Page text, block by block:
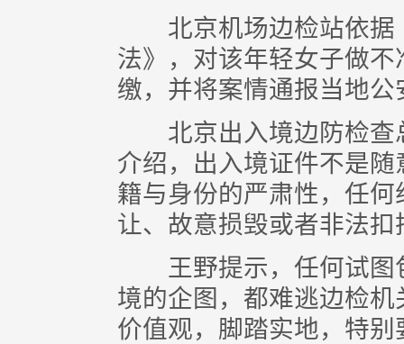
北京机场边检站依据
法》，对该年轻女子做
缴，并将案情通报当地公
北京出入境边防检查
介绍，出入境证件不是
籍与身份的严肃性，任
让、故意损毁或者非法扣
王野提示，任何试图
境的企图，都难逃边检
价值观，脚踏实地，特